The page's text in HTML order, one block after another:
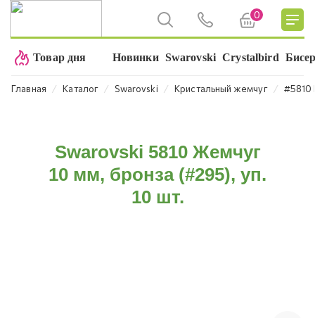
0
Товар дня Новинки Swarovski Crystalbird
Главная ⁄ Каталог ⁄ Swarovski ⁄ Кристальный жемчуг ⁄ #5810
Swarovski 5810 Жемчуг
10 мм, бронза (#295), уп.
10 шт.